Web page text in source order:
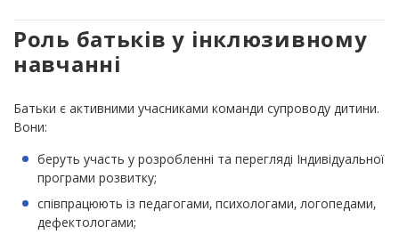
Роль батьків у інклюзивному
навчанні
Батьки є активними учасниками команди супроводу дитини.
Вони:
беруть участь у розробленні та перегляді Індивідуальної
програми розвитку;
співпрацюють із педагогами, психологами, логопедами,
дефектологами;